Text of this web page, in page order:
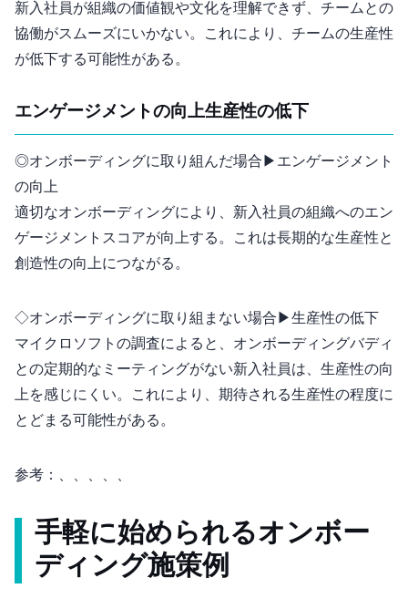
新入社員が組織の価値観や文化を理解できず、チームとの
協働がスムーズにいかない。これにより、チームの生産性
が15-20%低下する可能性がある。
エンゲージメントの向上 vs 生産性の低下
◎オンボーディングに取り組んだ場合 ▶︎ エンゲージメント
の向上
適切なオンボーディングにより、新入社員の組織へのエン
ゲージメントスコアが20-30%向上する。これは長期的な生産性と
創造性の向上につながる。
◇オンボーディングに取り組まない場合 ▶︎ 生産性の低下
マイクロソフトの調査によると、オンボーディングバディ
との定期的なミーティングがない新入社員は、生産性の向
上を感じにくい。これにより、期待される生産性の70-80%程度に
とどまる可能性がある。
参考： 、 、 、 、 、
手軽に始められるオンボー
ディング施策例